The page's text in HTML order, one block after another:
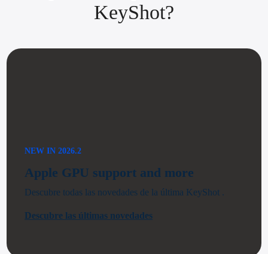
KeyShot?
NEW IN 2026.2
Apple GPU support and more
Descubre todas las novedades de la última KeyShot .
Descubre las últimas novedades